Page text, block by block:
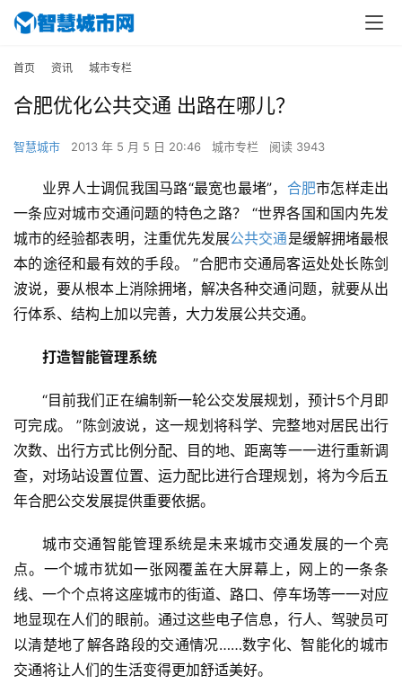
首页 资讯 城市专栏
合肥优化公共交通 出路在哪儿？
智慧城市 2013 年 5 月 5 日 20:46 城市专栏 阅读 3943
业界人士调侃我国马路“最宽也最堵”， 合肥市怎样走出
一条应对城市交通问题的特色之路？ “世界各国和国内先发
城市的经验都表明，注重优先发展公共交通是缓解拥堵最根
本的途径和最有效的手段。 ”合肥市交通局客运处处长陈剑
波说，要从根本上消除拥堵，解决各种交通问题，就要从出
行体系、结构上加以完善，大力发展公共交通。
打造智能管理系统
“目前我们正在编制新一轮公交发展规划，预计5个月即
可完成。 ”陈剑波说，这一规划将科学、完整地对居民出行
次数、出行方式比例分配、目的地、距离等一一进行重新调
查，对场站设置位置、运力配比进行合理规划，将为今后五
年合肥公交发展提供重要依据。
城市交通智能管理系统是未来城市交通发展的一个亮
点。一个城市犹如一张网覆盖在大屏幕上，网上的一条条
线、一个个点将这座城市的街道、路口、停车场等一一对应
地显现在人们的眼前。通过这些电子信息，行人、驾驶员可
以清楚地了解各路段的交通情况……数字化、智能化的城市
交通将让人们的生活变得更加舒适美好。